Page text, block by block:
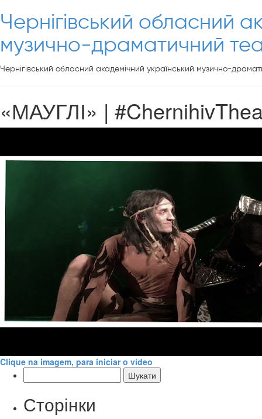
Чернігівський обласний
музично-драматичний
Чернігівський обласний академічний український музично-
«МАУГЛІ» |
Clique na imagem, para iniciar o vídeo
Сторінки